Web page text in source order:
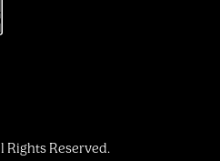
Rights Reserved.